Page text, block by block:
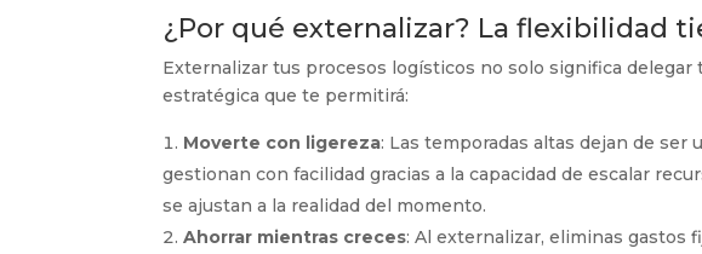
¿Por qué externalizar? La flexibilidad
Externalizar tus procesos logísticos no solo significa
estratégica que te permitirá:
Moverte con ligereza: Las temporadas altas dejan de ser
gestionan con facilidad gracias a la capacidad de escalar
se ajustan a la realidad del momento.
Ahorrar mientras creces: Al externalizar, eliminas gastos